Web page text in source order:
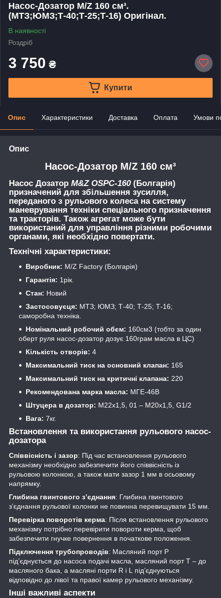
Насос-Дозатор M/Z 160 см³.
(МТЗ;ЮМЗ;Т-40;Т-25;Т-16) Оригінал.
В наявності
Роздріб
3 750 ₴
Купити
Опис Характеристики Доставка Оплата Умови
Опис
Насос-Дозатор M/Z 160 см³
Насос Дозатор M&Z OSPC-160(Болгарія)
призначений для збільшення зусилля,
переданого з рульового колеса на систему
маневрування техніки спеціального призначення
та тракторів. Також агрегат може бути
використаний для управління різними робочими
органами, які необхідно повертати.
Технічні характеристики:
Виробник: M/Z Factory (Болгарія)
Гарантія: 1рік.
Стан: Новий
Застосовуєця: МТЗ; ЮМЗ; Т-40; Т-25; Т-16;
саморобна техніка.
Номінальний робочий обєм: 160см3 (тобто за один
оберт руля насос-дозатор дозує 160грам масла в ЦС)
Кількість отворів: 4
Максимальний тиск на основний клапан: 165
Максимальний тиск на критичні клапана: 220
Рекомендована марка масла: МГЕ-46В
Штуцера в дозатор: М22х1,5, 01 – М20х1,5, G1/2
Вага: 7кг.
Встановлення та використання рульового насос-
дозатора
Співвісність і зазор: Під час встановлення рульового
механізму необхідно забезпечити його співвісність із
рульовою колонкою, а також мати зазор 1 мм в осьовому
напрямку.
Глибина гвинтового з’єднання: Глибина гвинтового
з’єднання рульової колонки не повинна перевищувати 15 мм.
Перевірка поворотів керма: Після встановлення рульового
механізму потрібно перевірити повороти керма, щоб
забезпечити гнучке повернення в початкове положення.
Підключення трубопроводів: Масляний порт P
під’єднується до насоса подачі масла, масляний порт T – до
масляного бака, а масляні порти R і L під’єднуються
відповідно до лівої та правої камер рульового механізму.
Інші важливі аспекти